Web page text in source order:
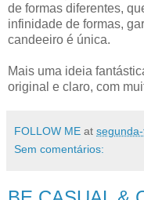
de formas diferentes,
infinidade de formas,
candeeiro é única.
Mais uma ideia
original e claro, com
FOLLOW ME at
Sem comentários: